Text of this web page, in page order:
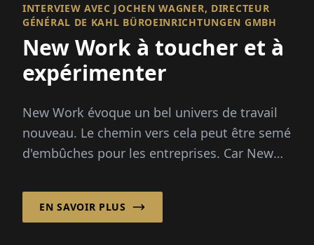
INTERVIEW AVEC JOCHEN WAGNER, DIRECTEUR
GÉNÉRAL DE KAHL BÜROEINRICHTUNGEN GMBH
New Work à toucher et à
expérimenter
New Work évoque un bel univers de travail
nouveau. Le chemin vers cela peut être semé
d'embûches pour les entreprises. Car New
EN SAVOIR PLUS